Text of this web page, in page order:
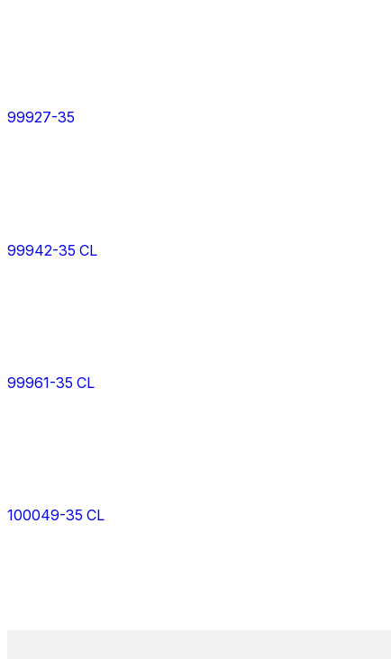
99927-35
99942-35 CL
99961-35 CL
100049-35 CL